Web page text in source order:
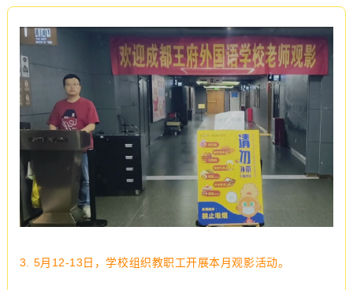
3. 5月12-13日，学校组织教职工开展本月观影活动。